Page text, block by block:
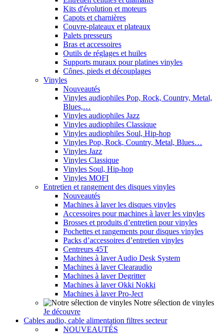
Kits d'évolution et moteurs
Capots et charnières
Couvre-plateaux et plateaux
Palets presseurs
Bras et accessoires
Outils de réglages et huiles
Supports muraux pour platines vinyles
Cônes, pieds et découplages
Vinyles
Nouveautés
Vinyles audiophiles Pop, Rock, Country, Metal,
Blues,…
Vinyles audiophiles Jazz
Vinyles audiophiles Classique
Vinyles audiophiles Soul, Hip-hop
Vinyles Pop, Rock, Country, Metal, Blues…
Vinyles Jazz
Vinyles Classique
Vinyles Soul, Hip-hop
Vinyles MOFI
Entretien et rangement des disques vinyles
Nouveautés
Machines à laver les disques vinyles
Accessoires pour machines à laver les vinyles
Brosses et produits d’entretien pour vinyles
Pochettes et rangements pour disques vinyles
Packs d’accessoires d’entretien vinyles
Centreurs 45T
Machines à laver Audio Desk System
Machines à laver Clearaudio
Machines à laver Degritter
Machines à laver Okki Nokki
Machines à laver Pro-Ject
Notre sélection de vinyles
Je découvre
Cables audio, cable alimentation filtres secteur
NOUVEAUTÉS